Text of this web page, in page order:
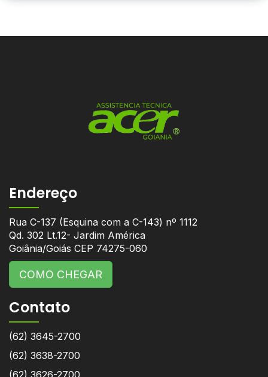
Endereço
Rua C-137 (Esquina com a C-143) nº 1112
Qd. 302 Lt.12- Jardim América
Goiânia/Goiás CEP 74275-060
COMO CHEGAR
Contato
(62) 3645-2700
(62) 3638-2700
(62) 3626-2700